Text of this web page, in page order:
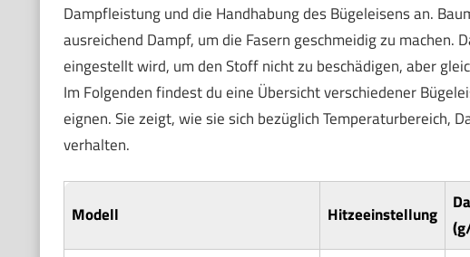
Dampfleistung und die Handhabung des Bügeleisens an.
ausreichend Dampf, um die Fasern geschmeidig zu machen.
eingestellt wird, um den Stoff nicht zu beschädigen, aber
Im Folgenden findest du eine Übersicht verschiedener
eignen. Sie zeigt, wie sie sich bezüglich Temperaturbereich,
verhalten.
Modell Hitzeeinstellung